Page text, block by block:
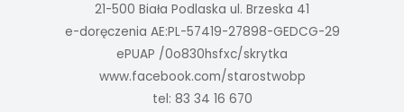
21-500 Biała Podlaska ul. Brzeska 41
e-doręczenia AE:PL-57419-27898-GEDCG-29
ePUAP /0o830hsfxc/skrytka
www.facebook.com/starostwobp
tel: 83 34 16 670